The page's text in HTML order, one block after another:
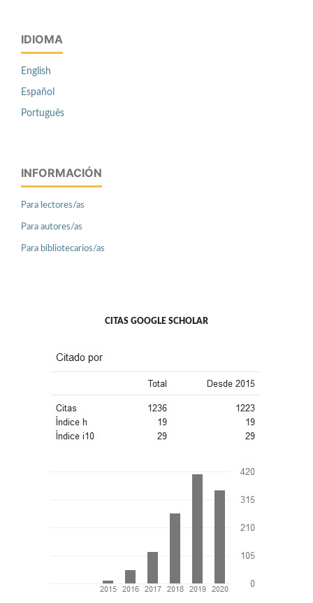
IDIOMA
English
Español
Português
INFORMACIÓN
Para lectores/as
Para autores/as
Para bibliotecarios/as
CITAS GOOGLE SCHOLAR